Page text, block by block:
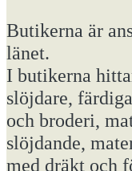
Butikerna är
länet.
I butikerna
slöjdare,
och broderi,
slöjdande,
med dräkt och